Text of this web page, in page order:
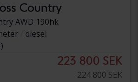
Country
AWD 190hk
diesel
223 800 SEK
224 800 SEK